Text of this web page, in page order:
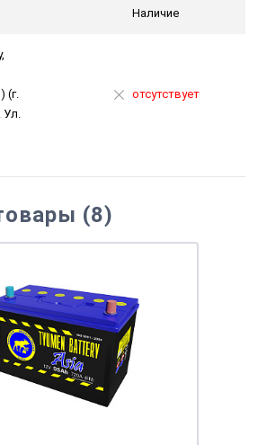
Наличие
(г.
Ул.
отсутствует
(8)